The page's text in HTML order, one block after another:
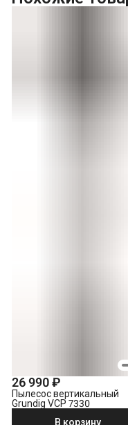
26 990 ₽
Пылесос вертикальный
Grundig VCP 7330
В корзину